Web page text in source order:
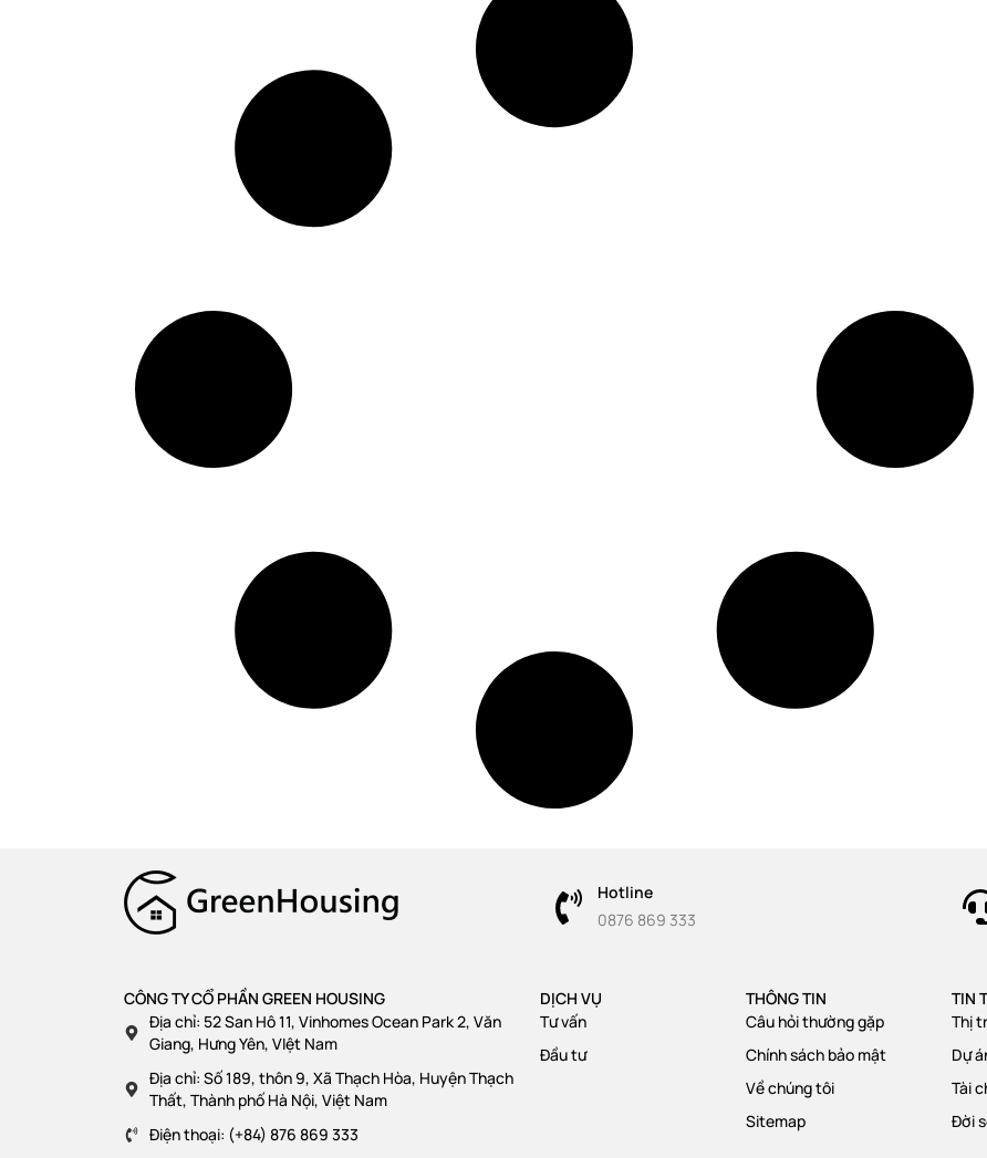
Hotline
0876 869 333
CÔNG TY CỔ PHẦN GREEN HOUSING
Địa chỉ: 52 San Hô 11, Vinhomes Ocean Park 2, Văn
Giang, Hưng Yên, VIệt Nam
Địa chỉ: Số 189, thôn 9, Xã Thạch Hòa, Huyện Thạch
Thất, Thành phố Hà Nội, Việt Nam
Điện thoại: (+84) 876 869 333
DỊCH VỤ
Tư vấn
Đầu tư
THÔNG TIN
Câu hỏi thường gặp
Chính sách bảo mật
Về chúng tôi
Sitemap
TIN
Thị
Dự
Tài
Đời